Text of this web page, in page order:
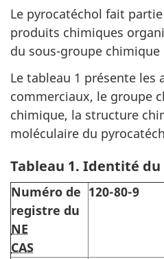
Le pyrocatéchol fait
produits chimiques
du sous-groupe chimique
Le tableau 1 présente les
commerciaux, le groupe
chimique, la structure
moléculaire du
Tableau 1. Identité
Numéro de
registre du
NE
CAS
120-80-9